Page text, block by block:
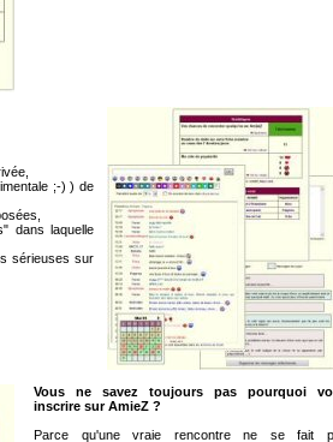
;-) ) de
dans laquelle
sérieuses sur
Vous ne savez toujours pas pourquoi
inscrire sur AmieZ ?
Parce qu'une vraie rencontre ne se fait